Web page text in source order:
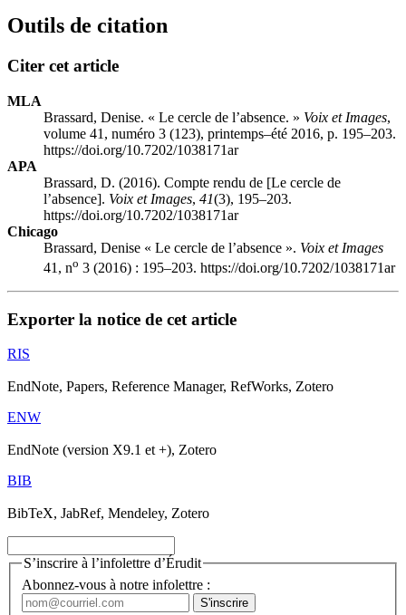
Outils de citation
Citer cet article
MLA
Brassard, Denise. « Le cercle de l’absence. » Voix et Images,
volume 41, numéro 3 (123), printemps–été 2016, p. 195–203.
https://doi.org/10.7202/1038171ar
APA
Brassard, D. (2016). Compte rendu de [Le cercle de
l’absence]. Voix et Images, 41(3), 195–203.
https://doi.org/10.7202/1038171ar
Chicago
Brassard, Denise « Le cercle de l’absence ». Voix et Images
41, no 3 (2016) : 195–203. https://doi.org/10.7202/1038171ar
Exporter la notice de cet article
RIS
EndNote, Papers, Reference Manager, RefWorks, Zotero
ENW
EndNote (version X9.1 et +), Zotero
BIB
BibTeX, JabRef, Mendeley, Zotero
S’inscrire à l’infolettre d’Érudit
Abonnez-vous à notre infolettre :